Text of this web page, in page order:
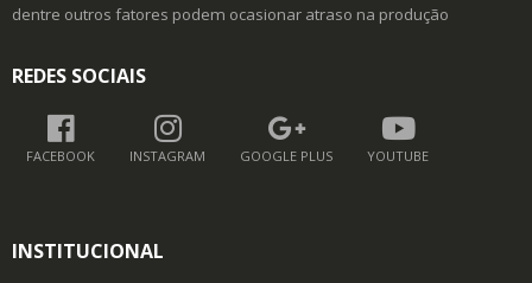
dentre outros fatores podem ocasionar atraso na produção
REDES SOCIAIS
FACEBOOK INSTAGRAM GOOGLE PLUS YOUTUBE
INSTITUCIONAL